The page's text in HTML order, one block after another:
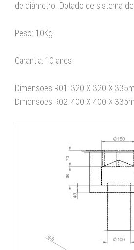
de diâmetro. Dotado de sistema
Peso: 10Kg
Garantia: 10 anos
Dimensões R01: 320 X 320 X
Dimensões R02: 400 X 400 X